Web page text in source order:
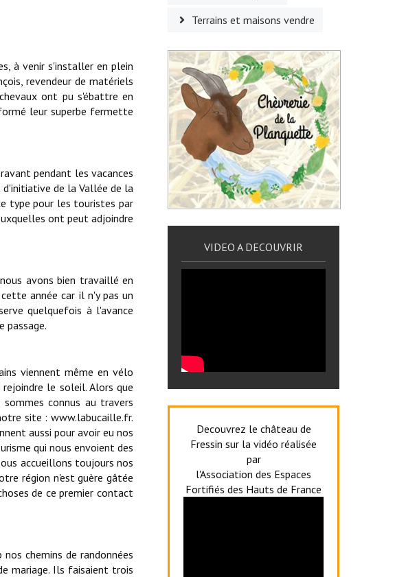
à venir s'installer en plein
revendeur de matériels
ont pu s'ébattre en
leur superbe fermette
pendant les vacances
d'initiative de la Vallée de la
type pour les touristes par
ont peut adjoindre
avons bien travaillé en
année car il n'y pas un
quelquefois à l'avance
passage.
viennent même en vélo
le soleil. Alors que
connus au travers
site : www.labucaille.fr.
aussi pour avoir eu nos
qui nous envoient des
accueillons toujours nos
région n'est guère gâtée
de ce premier contact
chemins de randonnées
mariage. Ils faisaient trois
Terrains et maisons vendre
VIDEO A DECOUVRIR
Decouvrez le château de
Fressin sur la vidéo réalisée
par
l'Association des Espaces
Fortifiés des Hauts de France